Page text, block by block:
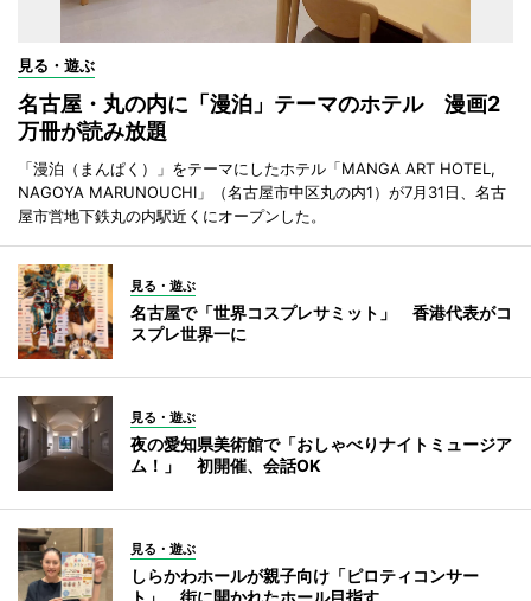
見る・遊ぶ
名古屋・丸の内に「漫泊」テーマのホテル 漫画2
万冊が読み放題
「漫泊（まんぱく）」をテーマにしたホテル「MANGA ART HOTEL,
NAGOYA MARUNOUCHI」（名古屋市中区丸の内1）が7月31日、名古
屋市営地下鉄丸の内駅近くにオープンした。
見る・遊ぶ
名古屋で「世界コスプレサミット」 香港代表がコ
スプレ世界一に
見る・遊ぶ
夜の愛知県美術館で「おしゃべりナイトミュージア
ム！」 初開催、会話OK
見る・遊ぶ
しらかわホールが親子向け「ピロティコンサー
ト」 街に開かれたホール目指す